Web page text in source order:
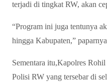
terjadi di tingkat RW, akan
“Program ini juga tentunya
hingga Kabupaten,”
Sementara itu,Kapolres
Polisi RW yang tersebar di